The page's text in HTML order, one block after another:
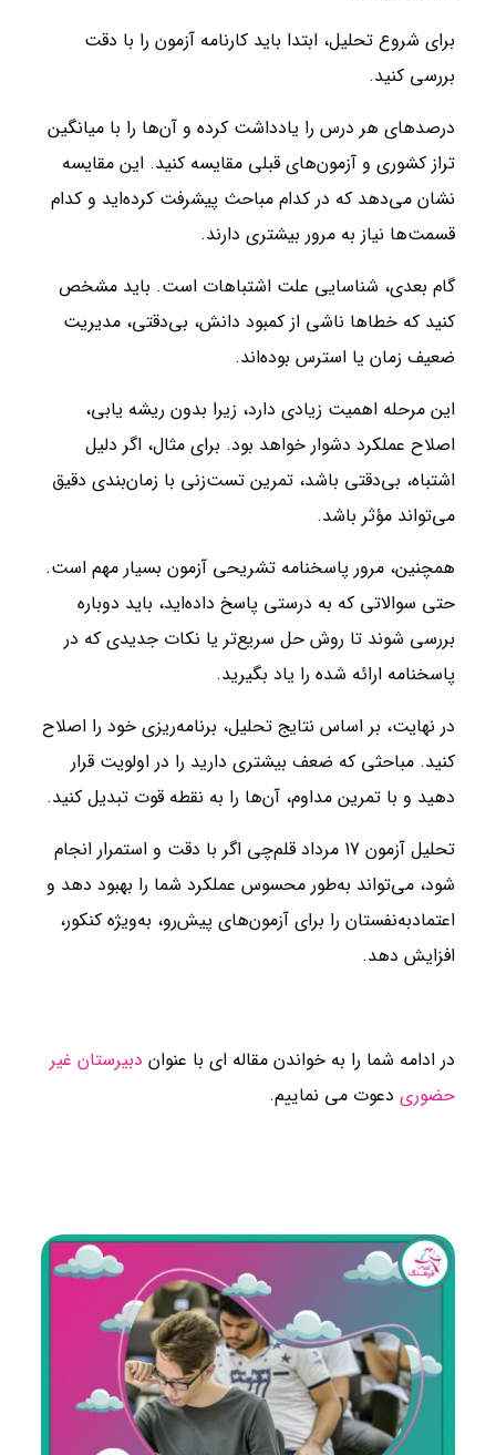
برای شروع تحلیل، ابتدا باید کارنامه آزمون را با دقت
بررسی کنید.
درصدهای هر درس را یادداشت کرده و آن‌ها را با میانگین
تراز کشوری و آزمون‌های قبلی مقایسه کنید. این مقایسه
نشان می‌دهد که در کدام مباحث پیشرفت کرده‌اید و کدام
قسمت‌ها نیاز به مرور بیشتری دارند.
گام بعدی، شناسایی علت اشتباهات است. باید مشخص
کنید که خطاها ناشی از کمبود دانش، بی‌دقتی، مدیریت
ضعیف زمان یا استرس بوده‌اند.
این مرحله اهمیت زیادی دارد، زیرا بدون ریشه ‌یابی،
اصلاح عملکرد دشوار خواهد بود. برای مثال، اگر دلیل
اشتباه، بی‌دقتی باشد، تمرین تست‌زنی با زمان‌بندی دقیق
می‌تواند مؤثر باشد.
همچنین، مرور پاسخنامه تشریحی آزمون بسیار مهم است.
حتی سوالاتی که به‌ درستی پاسخ داده‌اید، باید دوباره
بررسی شوند تا روش حل سریع‌تر یا نکات جدیدی که در
پاسخنامه ارائه شده را یاد بگیرید.
در نهایت، بر اساس نتایج تحلیل، برنامه‌ریزی خود را اصلاح
کنید. مباحثی که ضعف بیشتری دارید را در اولویت قرار
دهید و با تمرین مداوم، آن‌ها را به نقطه قوت تبدیل کنید.
تحلیل آزمون 17 مرداد قلم‌چی اگر با دقت و استمرار انجام
شود، می‌تواند به‌طور محسوس عملکرد شما را بهبود دهد و
اعتمادبه‌نفستان را برای آزمون‌های پیش‌رو، به‌ویژه کنکور،
افزایش دهد.
در ادامه شما را به خواندن مقاله ای با عنوان دبیرستان غیر
حضوریدعوت می نماییم.